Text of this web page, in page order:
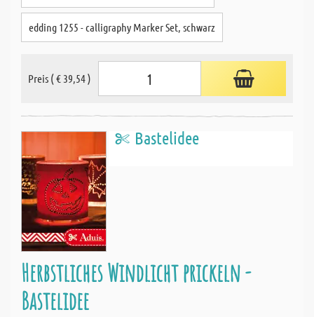
edding 1255 - calligraphy Marker Set, schwarz
Preis ( € 39,54 )
Bastelidee
Herbstliches Windlicht prickeln -
Bastelidee